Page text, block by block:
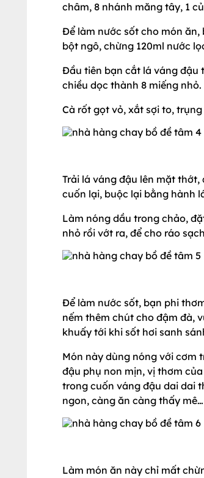
châm, 8 nhánh măng tây, 1
Để làm nước sốt cho món
bột ngô, chừng 120ml nước
Đầu tiên bạn cắt lá váng đậu
chiều dọc thành 8 miếng nhỏ.
Cà rốt gọt vỏ, xắt sợi to,
Trải lá váng đậu lên mặt
cuốn lại, buộc lại bằng hành
Làm nóng dầu trong chảo,
nhỏ rồi vớt ra, để cho ráo
Để làm nước sốt, bạn phi
nếm thêm chút cho đậm đà,
khuấy tới khi sốt hơi sanh
Món này dùng nóng với cơm
đậu phụ non mịn, vị thơm
trong cuốn váng đậu dai dai
ngon, càng ăn càng thấy mê…
Làm món ăn này chỉ mất